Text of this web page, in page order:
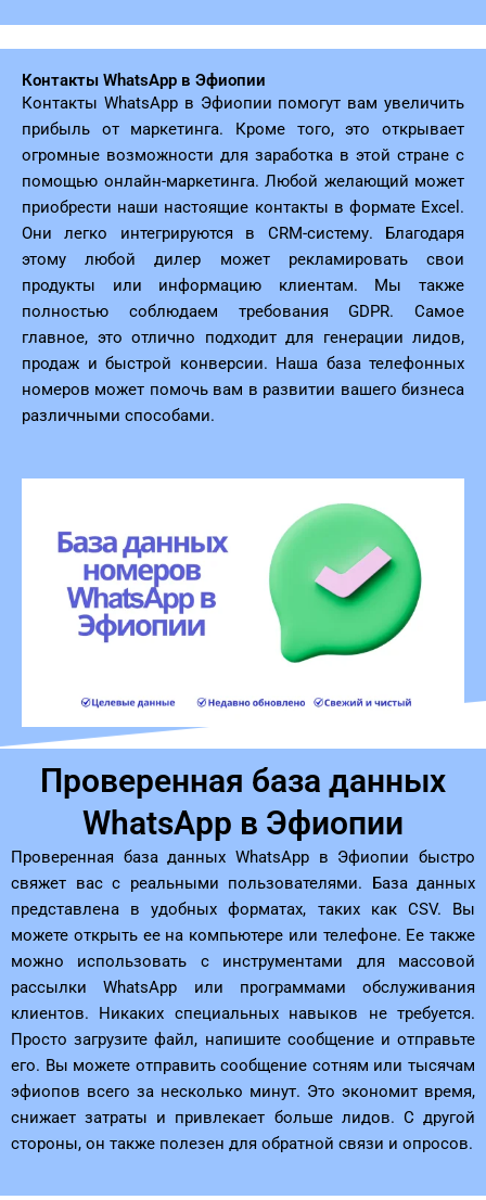
Контакты WhatsApp в Эфиопии
Контакты WhatsApp в Эфиопии помогут вам увеличить
прибыль от маркетинга. Кроме того, это открывает
огромные возможности для заработка в этой стране с
помощью онлайн-маркетинга. Любой желающий может
приобрести наши настоящие контакты в формате Excel.
Они легко интегрируются в CRM-систему. Благодаря
этому любой дилер может рекламировать свои
продукты или информацию клиентам. Мы также
полностью соблюдаем требования GDPR. Самое
главное, это отлично подходит для генерации лидов,
продаж и быстрой конверсии. Наша база телефонных
номеров может помочь вам в развитии вашего бизнеса
различными способами.
Проверенная база данных
WhatsApp в Эфиопии
Проверенная база данных WhatsApp в Эфиопии быстро
свяжет вас с реальными пользователями. База данных
представлена ​​в удобных форматах, таких как CSV. Вы
можете открыть ее на компьютере или телефоне. Ее также
можно использовать с инструментами для массовой
рассылки WhatsApp или программами обслуживания
клиентов. Никаких специальных навыков не требуется.
Просто загрузите файл, напишите сообщение и отправьте
его. Вы можете отправить сообщение сотням или тысячам
эфиопов всего за несколько минут. Это экономит время,
снижает затраты и привлекает больше лидов. С другой
стороны, он также полезен для обратной связи и опросов.